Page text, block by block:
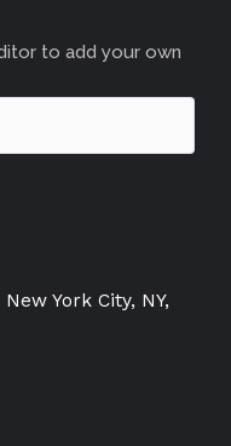
to add your own
York City, NY,